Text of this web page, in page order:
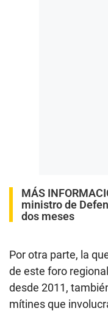
MÁS
ministro de
dos meses
Por otra parte, la
de este foro
desde 2011,
mítines que